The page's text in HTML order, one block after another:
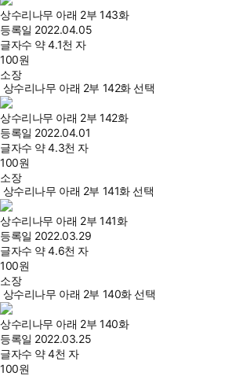
상수리나무 아래 2부 143화
등록일 2022.04.05
글자수 약 4.1천 자
100원
소장
상수리나무 아래 2부 142화 선택
상수리나무 아래 2부 142화
등록일 2022.04.01
글자수 약 4.3천 자
100원
소장
상수리나무 아래 2부 141화 선택
상수리나무 아래 2부 141화
등록일 2022.03.29
글자수 약 4.6천 자
100원
소장
상수리나무 아래 2부 140화 선택
상수리나무 아래 2부 140화
등록일 2022.03.25
글자수 약 4천 자
100원